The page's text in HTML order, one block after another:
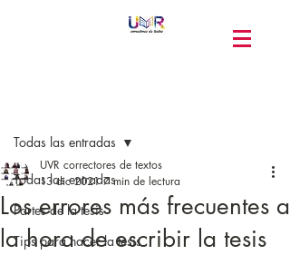
Todas las entradas
Partes de la tesis
Tips para hacer la tesis
Todas las entradas
Los errores más frecuentes a
la hora de escribir la tesis
UVR correctores de textos
13 dic 2021 7 min de lectura